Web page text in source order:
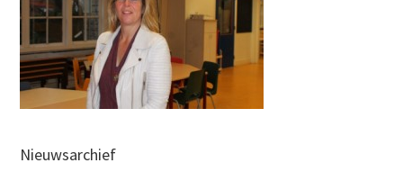
Nieuwsarchief